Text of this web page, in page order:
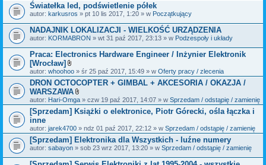
Światełka led, podświetlenie półek
autor: karkusros » pt 10 lis 2017, 1:20 » w Początkujący
NADAJNIK LOKALIZACJI - WIELKOŚĆ URZĄDZENIA
autor: KORMABRON » wt 31 paź 2017, 23:13 » w Podzespoły i układy
Praca: Electronics Hardware Engineer / Inżynier Elektronik
[Wrocław]
Z
a
ł
ą
c
z
k
i
autor: whoohoo » śr 25 paź 2017, 15:49 » w Oferty pracy / zlecenia
DRON OCTOCOPTER + GIMBAL + AKCESORIA / OKAZJA /
WARSZAWA
Z
a
ł
c
z
n
i
i
autor: Hari-Omga » czw 19 paź 2017, 14:07 » w Sprzedam / odstąpię / zamienię
[Sprzedam] Książki o elektronice, Piotr Górecki, ośla łączka i
inne
autor: jarek4700 » ndz 01 paź 2017, 22:12 » w Sprzedam / odstąpię / zamienię
[Sprzedam] Elektronika dla Wszystkich - luźne numery
autor: sabayon » sob 23 wrz 2017, 13:20 » w Sprzedam / odstąpię / zamienię